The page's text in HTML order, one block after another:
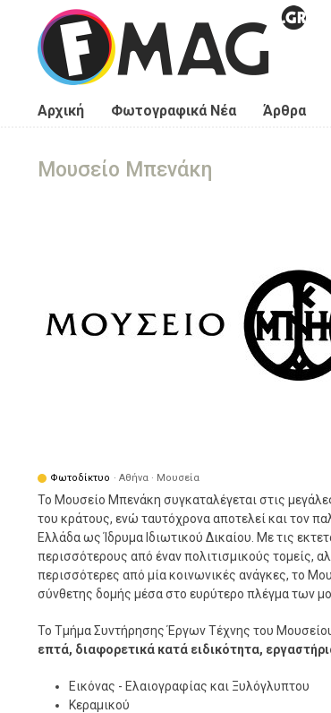
Παράκαμψη προς το κυρίως περιεχόμενο
Αρχική Φωτογραφικά Νέα Άρθρα
Μουσείο Μπενάκη
Φωτοδίκτυο · Αθήνα · Μουσεία
Το Μουσείο Μπενάκη συγκαταλέγεται στις
του κράτους, ενώ ταυτόχρονα αποτελεί και τον
Ελλάδα ως Ίδρυμα Ιδιωτικού Δικαίου. Με τις
περισσότερους από έναν πολιτισμικούς τομείς,
περισσότερες από μία κοινωνικές ανάγκες, το
σύνθετης δομής μέσα στο ευρύτερο πλέγμα των
Το Τμήμα Συντήρησης Έργων Τέχνης του
επτά, διαφορετικά κατά ειδικότητα,
Εικόνας - Ελαιογραφίας και Ξυλόγλυπτου
Κεραμικού